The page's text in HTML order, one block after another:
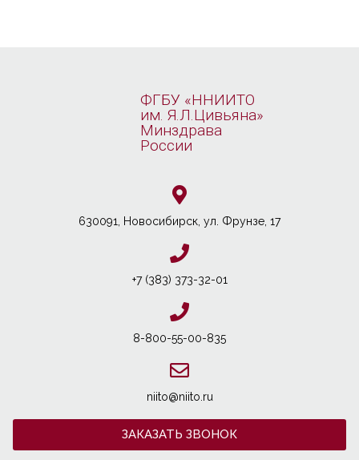
ФГБУ «ННИИТО
им. Я.Л.Цивьяна»
Минздрава
России
630091, Новосибирcк, ул. Фрунзе, 17
+7 (383) 373-32-01
8-800-55-00-835
niito@niito.ru
ЗАКАЗАТЬ ЗВОНОК